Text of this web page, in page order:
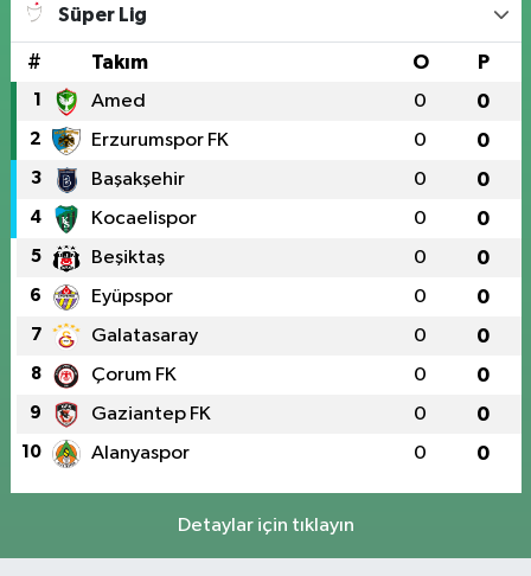
Süper Lig
# Takım O P
1 Amed 0 0
2 Erzurumspor FK 0 0
3 Başakşehir 0 0
4 Kocaelispor 0 0
5 Beşiktaş 0 0
6 Eyüpspor 0 0
7 Galatasaray 0 0
8 Çorum FK 0 0
9 Gaziantep FK 0 0
10 Alanyaspor 0 0
Detaylar için tıklayın